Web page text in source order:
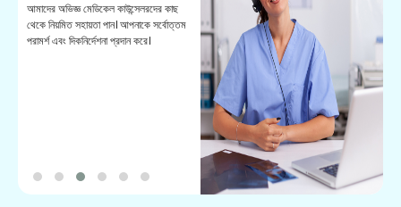
আমাদের অভিজ্ঞ মেডিকেল কাউন্সেলরদের কাছ
থেকে নিয়মিত সহায়তা পান। আপনাকে সর্বোত্তম
পরামর্শ এবং দিকনির্দেশনা প্রদান করে।